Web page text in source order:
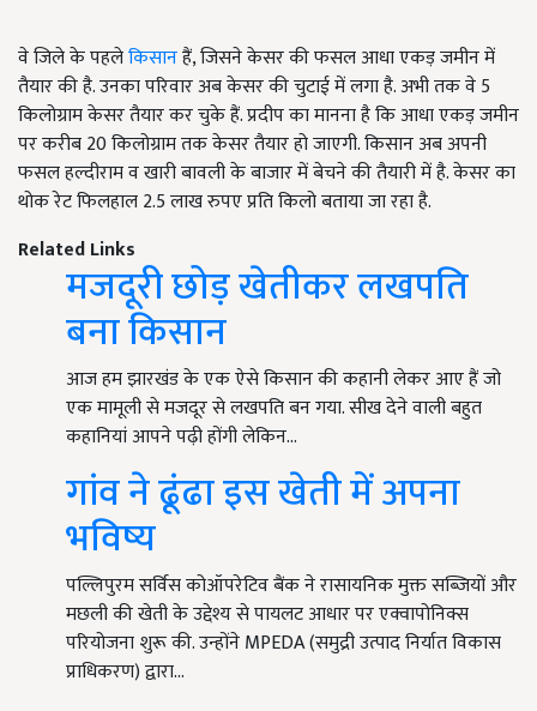
वे जिले के पहलेकिसानहैं, जिसने केसर की फसल आधा एकड़ जमीन में
तैयार की है. उनका परिवार अब केसर की चुटाई में लगा है. अभी तक वे 5
किलोग्राम केसर तैयार कर चुके हैं. प्रदीप का मानना है कि आधा एकड़ जमीन
पर करीब 20 किलोग्राम तक केसर तैयार हो जाएगी. किसान अब अपनी
फसल हल्दीराम व खारी बावली के बाजार में बेचने की तैयारी में है. केसर का
थोक रेट फिलहाल 2.5 लाख रुपए प्रति किलो बताया जा रहा है.
Related Links
मजदूरी छोड़ खेतीकर लखपति
बना किसान
आज हम झारखंड के एक ऐसे किसान की कहानी लेकर आए हैं जो
एक मामूली से मजदूर से लखपति बन गया. सीख देने वाली बहुत
कहानियां आपने पढ़ी होंगी लेकिन…
गांव ने ढूंढा इस खेती में अपना
भविष्य
पल्लिपुरम सर्विस कोऑपरेटिव बैंक ने रासायनिक मुक्त सब्जियों और
मछली की खेती के उद्देश्य से पायलट आधार पर एक्वापोनिक्स
परियोजना शुरू की. उन्होंने MPEDA (समुद्री उत्पाद निर्यात विकास
प्राधिकरण) द्वारा…